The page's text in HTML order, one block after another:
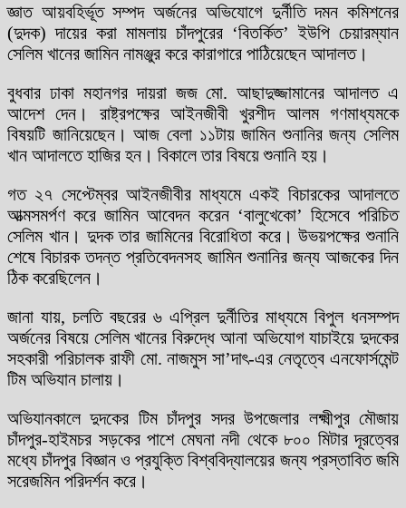
জ্ঞাত আয়বহির্ভূত সম্পদ অর্জনের অভিযোগে দুর্নীতি দমন কমিশনের
(দুদক) দায়ের করা মামলায় চাঁদপুরের ‘বিতর্কিত’ ইউপি চেয়ারম্যান
সেলিম খানের জামিন নামঞ্জুর করে কারাগারে পাঠিয়েছেন আদালত।
বুধবার ঢাকা মহানগর দায়রা জজ মো. আছাদুজ্জামানের আদালত এ
আদেশ দেন। রাষ্ট্রপক্ষের আইনজীবী খুরশীদ আলম গণমাধ্যমকে
বিষয়টি জানিয়েছেন। আজ বেলা ১১টায় জামিন শুনানির জন্য সেলিম
খান আদালতে হাজির হন। বিকালে তার বিষয়ে শুনানি হয়।
গত ২৭ সেপ্টেম্বর আইনজীবীর মাধ্যমে একই বিচারকের আদালতে
আত্মসমর্পণ করে জামিন আবেদন করেন ‘বালুখেকো’ হিসেবে পরিচিত
সেলিম খান। দুদক তার জামিনের বিরোধিতা করে। উভয়পক্ষের শুনানি
শেষে বিচারক তদন্ত প্রতিবেদনসহ জামিন শুনানির জন্য আজকের দিন
ঠিক করেছিলেন।
জানা যায়, চলতি বছরের ৬ এপ্রিল দুর্নীতির মাধ্যমে বিপুল ধনসম্পদ
অর্জনের বিষয়ে সেলিম খানের বিরুদ্ধে আনা অভিযোগ যাচাইয়ে দুদকের
সহকারী পরিচালক রাফী মো. নাজমুস সা’দাৎ-এর নেতৃত্বে এনফোর্সমেন্ট
টিম অভিযান চালায়।
অভিযানকালে দুদকের টিম চাঁদপুর সদর উপজেলার লক্ষ্মীপুর মৌজায়
চাঁদপুর-হাইমচর সড়কের পাশে মেঘনা নদী থেকে ৮০০ মিটার দূরত্বের
মধ্যে চাঁদপুর বিজ্ঞান ও প্রযুক্তি বিশ্ববিদ্যালয়ের জন্য প্রস্তাবিত জমি
সরেজমিন পরিদর্শন করে।